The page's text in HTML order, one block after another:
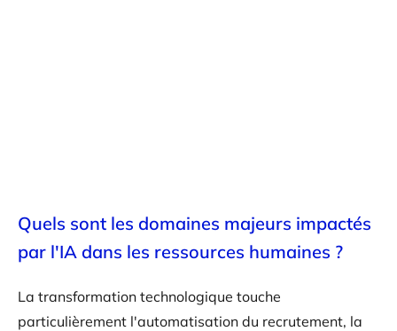
Quels sont les domaines majeurs impactés
par l'IA dans les ressources humaines ?
La transformation technologique touche
particulièrement l'automatisation du recrutement, la